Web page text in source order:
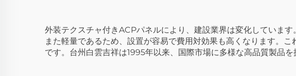
外装テクスチャ付きACPパネルにより、建設業界は変化していま
また軽量であるため、設置が容易で費用対効果も高くなります。
です。台州白雲吉祥は1995年以来、国際市場に多様な高品質製品